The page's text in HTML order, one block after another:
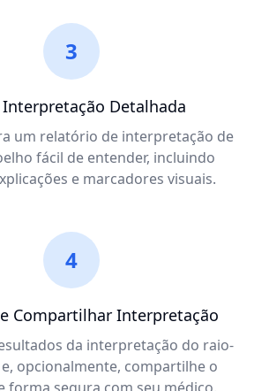
3
Interpretação Detalhada
um relatório de interpretação de
fácil de entender, incluindo
e marcadores visuais.
4
Compartilhar Interpretação
da interpretação do raio-
opcionalmente, compartilhe o